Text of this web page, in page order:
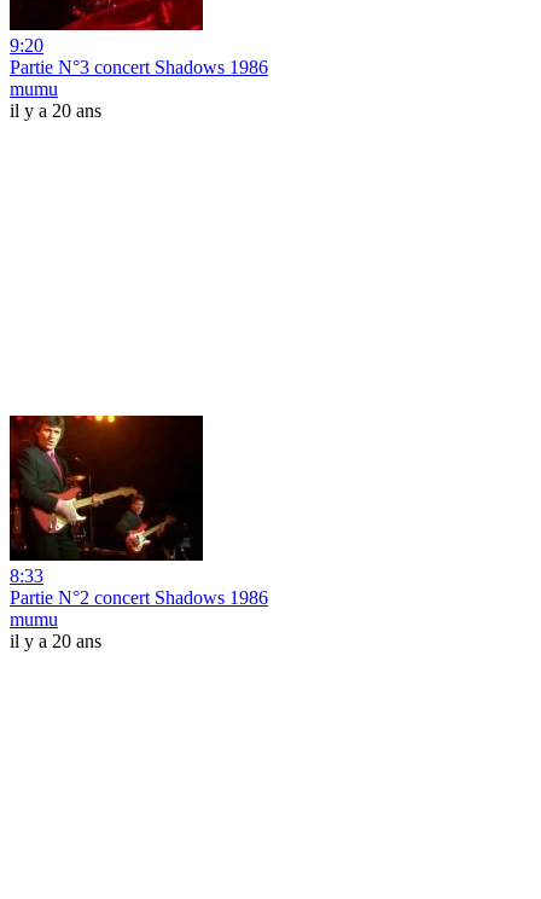
9:20
Partie N°3 concert Shadows 1986
mumu
il y a 20 ans
8:33
Partie N°2 concert Shadows 1986
mumu
il y a 20 ans